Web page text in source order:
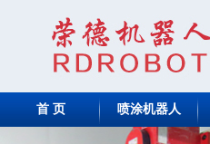
首 页 喷涂机器人